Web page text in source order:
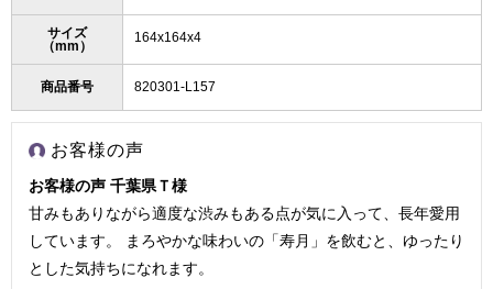
サイズ
（mm）
164x164x4
商品番号 820301-L157
お客様の声
お客様の声 千葉県Ｔ様
甘みもありながら適度な渋みもある点が気に入って、長年愛用
しています。 まろやかな味わいの「寿月」を飲むと、ゆったり
とした気持ちになれます。